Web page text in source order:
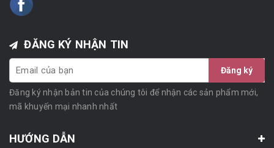
ĐĂNG KÝ NHẬN TIN
Đăng ký
Đăng ký nhận bản tin của chúng tôi để nhận các sản phẩm mới,
mã khuyến mại nhanh nhất
HƯỚNG DẪN